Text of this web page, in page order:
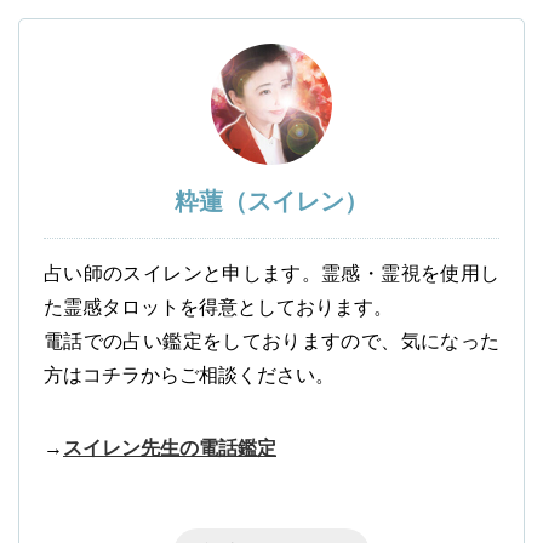
粋蓮（スイレン）
占い師のスイレンと申します。霊感・霊視を使用し
た霊感タロットを得意としております。
電話での占い鑑定をしておりますので、気になった
方はコチラからご相談ください。
→ スイレン先生の電話鑑定